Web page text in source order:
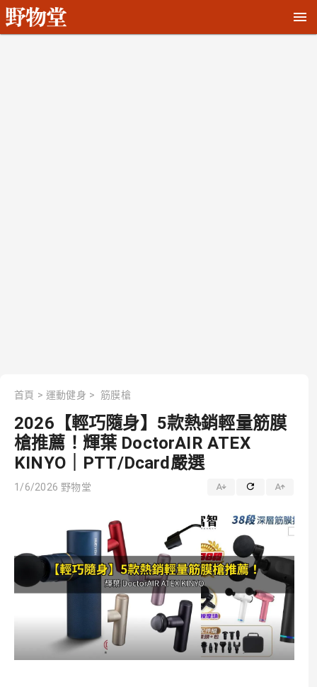
首頁 > 運動健身 > 筋膜槍
2026【輕巧隨身】5款熱銷輕量筋膜
槍推薦！輝葉 DoctorAIR ATEX
KINYO｜PTT/Dcard嚴選
1/6/2026 野物堂